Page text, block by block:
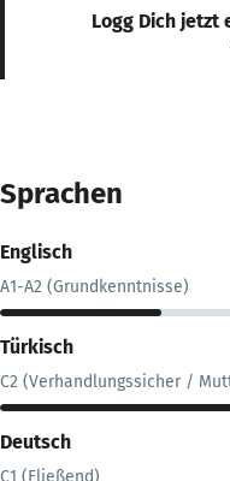
Logg Dich jetzt
Sprachen
Englisch
A1-A2 (Grundkenntnisse)
Türkisch
C2 (Verhandlungssicher /
Deutsch
C1 (Fließend)